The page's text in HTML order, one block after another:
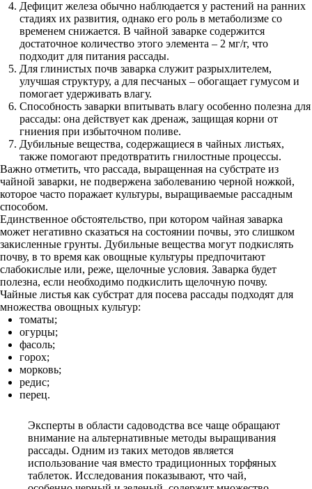
Дефицит железа обычно наблюдается у растений на ранних
стадиях их развития, однако его роль в метаболизме со
временем снижается. В чайной заварке содержится
достаточное количество этого элемента – 2 мг/г, что
подходит для питания рассады.
Для глинистых почв заварка служит разрыхлителем,
улучшая структуру, а для песчаных – обогащает гумусом и
помогает удерживать влагу.
Способность заварки впитывать влагу особенно полезна для
рассады: она действует как дренаж, защищая корни от
гниения при избыточном поливе.
Дубильные вещества, содержащиеся в чайных листьях,
также помогают предотвратить гнилостные процессы.
Важно отметить, что рассада, выращенная на субстрате из
чайной заварки, не подвержена заболеванию черной ножкой,
которое часто поражает культуры, выращиваемые рассадным
способом.
Единственное обстоятельство, при котором чайная заварка
может негативно сказаться на состоянии почвы, это слишком
закисленные грунты. Дубильные вещества могут подкислять
почву, в то время как овощные культуры предпочитают
слабокислые или, реже, щелочные условия. Заварка будет
полезна, если необходимо подкислить щелочную почву.
Чайные листья как субстрат для посева рассады подходят для
множества овощных культур:
томаты;
огурцы;
фасоль;
горох;
морковь;
редис;
перец.
Эксперты в области садоводства все чаще обращают
внимание на альтернативные методы выращивания
рассады. Одним из таких методов является
использование чая вместо традиционных торфяных
таблеток. Исследования показывают, что чай,